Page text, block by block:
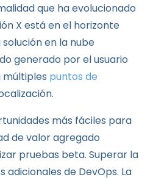
que ha evolucionado
X está en el horizonte
en la nube
generado por el usuario
puntos de
más fáciles para
de valor agregado
pruebas beta. Superar la
de DevOps. La